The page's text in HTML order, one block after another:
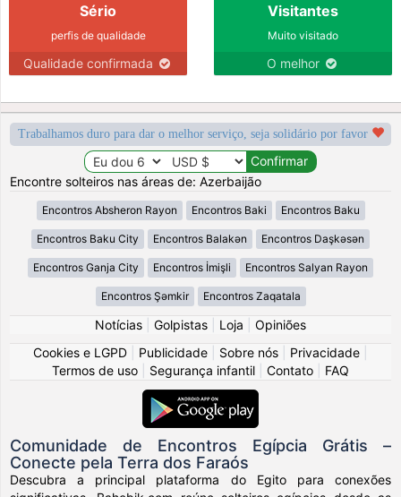
Sério
perfis de qualidade
Qualidade confirmada
Visitantes
Muito visitado
O melhor
Trabalhamos duro para dar o melhor serviço, seja solidário por favor
Encontre solteiros nas áreas de: Azerbaijão
Encontros Absheron Rayon Encontros Baki Encontros Baku
Encontros Baku City Encontros Balakǝn Encontros Daşkǝsǝn
Encontros Ganja City Encontros İmişli Encontros Salyan Rayon
Encontros Şǝmkir Encontros Zaqatala
Notícias Golpistas Loja
Opiniões
Cookies e LGPD
Publicidade Sobre nós Privacidade
Termos de uso
Segurança infantil Contato FAQ
Comunidade de Encontros Egípcia Grátis –
Conecte pela Terra dos Faraós
Descubra a principal plataforma do Egito para conexões